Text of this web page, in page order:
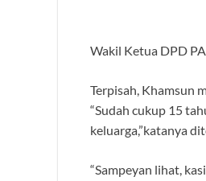
Wakil Ketua DPD
Terpisah, Khamsun
“Sudah cukup 15
keluarga,”katanya
“Sampeyan lihat,